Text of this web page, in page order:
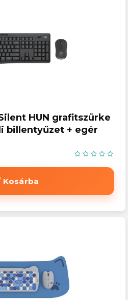
HUN grafitszürke
billentyűzet + egér
Kosárba